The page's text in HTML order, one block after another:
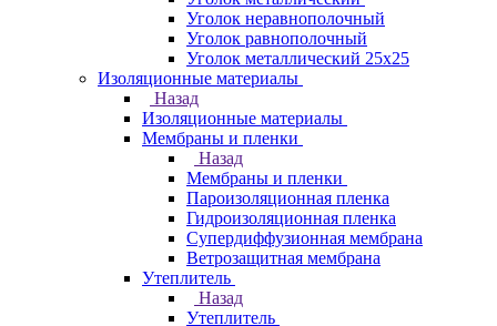
Уголок неравнополочный
Уголок равнополочный
Уголок металлический 25х25
Изоляционные материалы
Назад
Изоляционные материалы
Мембраны и пленки
Назад
Мембраны и пленки
Пароизоляционная пленка
Гидроизоляционная пленка
Супердиффузионная мембрана
Ветрозащитная мембрана
Утеплитель
Назад
Утеплитель